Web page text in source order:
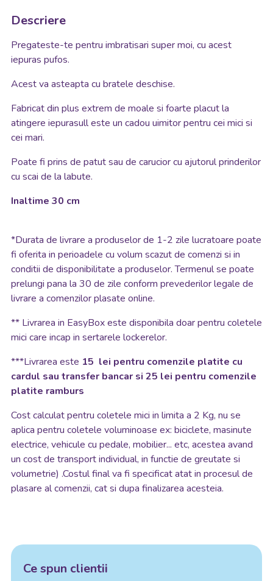
Descriere
Pregateste-te pentru imbratisari super moi, cu acest
iepuras pufos.
Acest va asteapta cu bratele deschise.
Fabricat din plus extrem de moale si foarte placut la
atingere iepurasull este un cadou uimitor pentru cei mici si
cei mari.
Poate fi prins de patut sau de carucior cu ajutorul prinderilor
cu scai de la labute.
Inaltime 30 cm
*Durata de livrare a produselor de 1-2 zile lucratoare poate
fi oferita in perioadele cu volum scazut de comenzi si in
conditii de disponibilitate a produselor. Termenul se poate
prelungi pana la 30 de zile conform prevederilor legale de
livrare a comenzilor plasate online.
** Livrarea in EasyBox este disponibila doar pentru coletele
mici care incap in sertarele lockerelor.
***Livrarea este 15 lei pentru comenzile platite cu
cardul sau transfer bancar si 25 lei pentru comenzile
platite ramburs
Cost calculat pentru coletele mici in limita a 2 Kg, nu se
aplica pentru coletele voluminoase ex: biciclete, masinute
electrice, vehicule cu pedale, mobilier... etc, acestea avand
un cost de transport individual, in functie de greutate si
volumetrie) .Costul final va fi specificat atat in procesul de
plasare al comenzii, cat si dupa finalizarea acesteia.
Ce spun clientii